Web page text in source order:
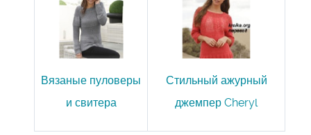
Вязаные пуловеры
и свитера
Стильный ажурный
джемпер Cheryl